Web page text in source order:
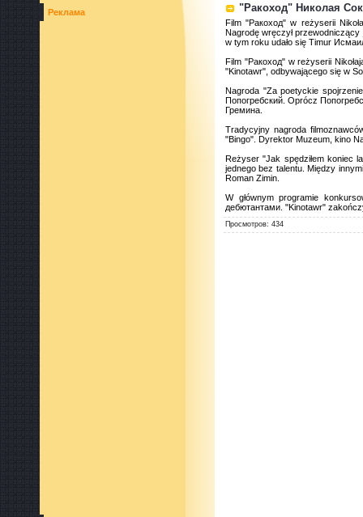
Реклама "Ракоход" Николая
Film "Ракоход" w reżyserii
Nagrodę wręczył
w tym roku udało się Timur
Film "Ракоход" w reżyserii
"Kinotawr", odbywającego się w
Nagroda "Za poetyckie
Попогребский. Oprócz
Гремина.
Tradycyjny nagroda
"Bingo". Dyrektor Muzeum, kino
Reżyser "Jak spędziłem koniec
jednego bez talentu. Między
Roman Zimin.
W głównym programie
дебютантами. "Kinotawr"
Просмотров: 434